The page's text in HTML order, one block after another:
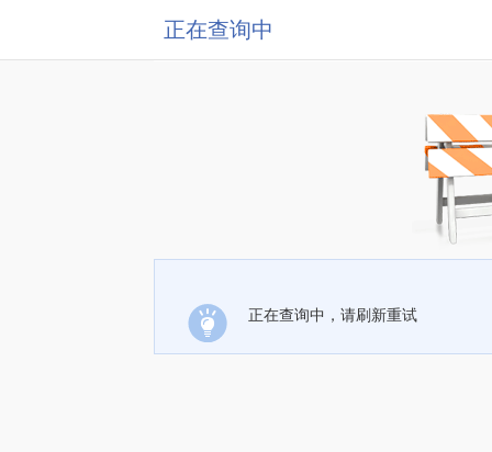
正在查询中
正在查询中，请刷新重试